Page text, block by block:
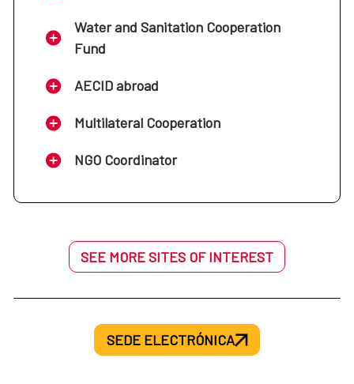
Water and Sanitation Cooperation
Fund
AECID abroad
Multilateral Cooperation
NGO Coordinator
SEE MORE SITES OF INTEREST
SEDE ELECTRÓNICA